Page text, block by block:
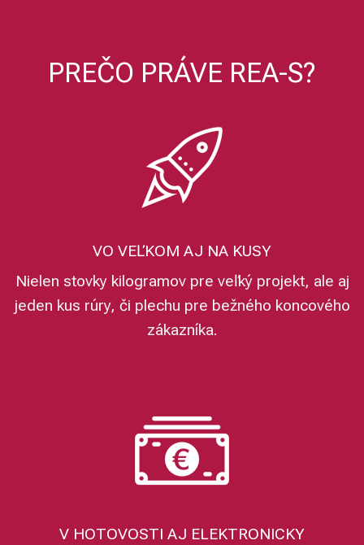
PREČO PRÁVE REA-S?
VO VEĽKOM AJ NA KUSY
Nielen stovky kilogramov pre veľký projekt, ale aj
jeden kus rúry, či plechu pre bežného koncového
zákazníka.
V HOTOVOSTI AJ ELEKTRONICKY